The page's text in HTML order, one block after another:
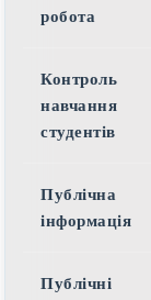
робота
Контроль
навчання
студентів
Публічна
інформація
Публічні